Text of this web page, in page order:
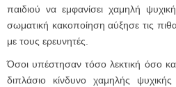
παιδιού να εμφανίσει χαμηλή
σωματική κακοποίηση αύξησε τις
με τους ερευνητές.
Όσοι υπέστησαν τόσο λεκτική όσο
διπλάσιο κίνδυνο χαμηλής